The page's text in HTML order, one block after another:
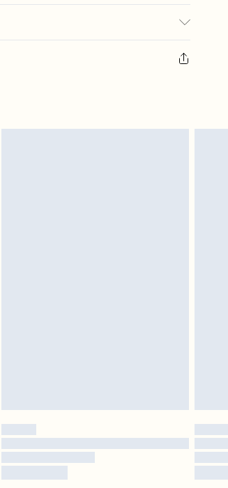
€9.99
cosmétiques, les bijoux pour piercings, les jouets
de lit, les matelas, les surmatelas et les